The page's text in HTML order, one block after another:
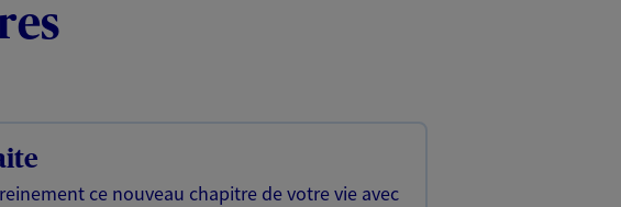
ce nouveau chapitre de votre vie avec